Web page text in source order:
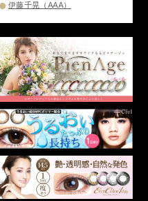
伊藤千晃（AAA）